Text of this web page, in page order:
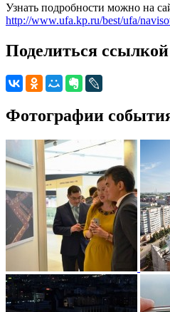
Узнать подробности можно на
http://www.ufa.kp.ru/best/ufa/
Поделиться ссылкой
Фотографии